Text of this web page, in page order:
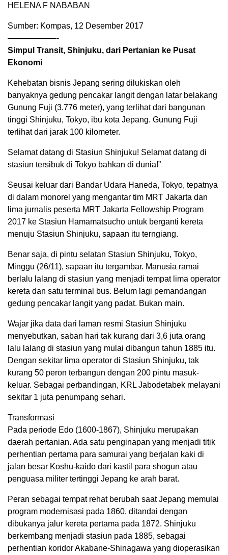
HELENA F NABABAN
Sumber: Kompas, 12 Desember 2017
——————-
Simpul Transit, Shinjuku, dari Pertanian ke Pusat
Ekonomi
Kehebatan bisnis Jepang sering dilukiskan oleh
banyaknya gedung pencakar langit dengan latar belakang
Gunung Fuji (3.776 meter), yang terlihat dari bangunan
tinggi Shinjuku, Tokyo, ibu kota Jepang. Gunung Fuji
terlihat dari jarak 100 kilometer.
Selamat datang di Stasiun Shinjuku! Selamat datang di
stasiun tersibuk di Tokyo bahkan di dunia!”
Seusai keluar dari Bandar Udara Haneda, Tokyo, tepatnya
di dalam monorel yang mengantar tim MRT Jakarta dan
lima jurnalis peserta MRT Jakarta Fellowship Program
2017 ke Stasiun Hamamatsucho untuk berganti kereta
menuju Stasiun Shinjuku, sapaan itu terngiang.
Benar saja, di pintu selatan Stasiun Shinjuku, Tokyo,
Minggu (26/11), sapaan itu tergambar. Manusia ramai
berlalu lalang di stasiun yang menjadi tempat lima operator
kereta dan satu terminal bus. Belum lagi pemandangan
gedung pencakar langit yang padat. Bukan main.
Wajar jika data dari laman resmi Stasiun Shinjuku
menyebutkan, saban hari tak kurang dari 3,6 juta orang
lalu lalang di stasiun yang mulai dibangun tahun 1885 itu.
Dengan sekitar lima operator di Stasiun Shinjuku, tak
kurang 50 peron terbangun dengan 200 pintu masuk-
keluar. Sebagai perbandingan, KRL Jabodetabek melayani
sekitar 1 juta penumpang sehari.
Transformasi
Pada periode Edo (1600-1867), Shinjuku merupakan
daerah pertanian. Ada satu penginapan yang menjadi titik
perhentian pertama para samurai yang berjalan kaki di
jalan besar Koshu-kaido dari kastil para shogun atau
penguasa militer tertinggi Jepang ke arah barat.
Peran sebagai tempat rehat berubah saat Jepang memulai
program modernisasi pada 1860, ditandai dengan
dibukanya jalur kereta pertama pada 1872. Shinjuku
berkembang menjadi stasiun pada 1885, sebagai
perhentian koridor Akabane-Shinagawa yang dioperasikan